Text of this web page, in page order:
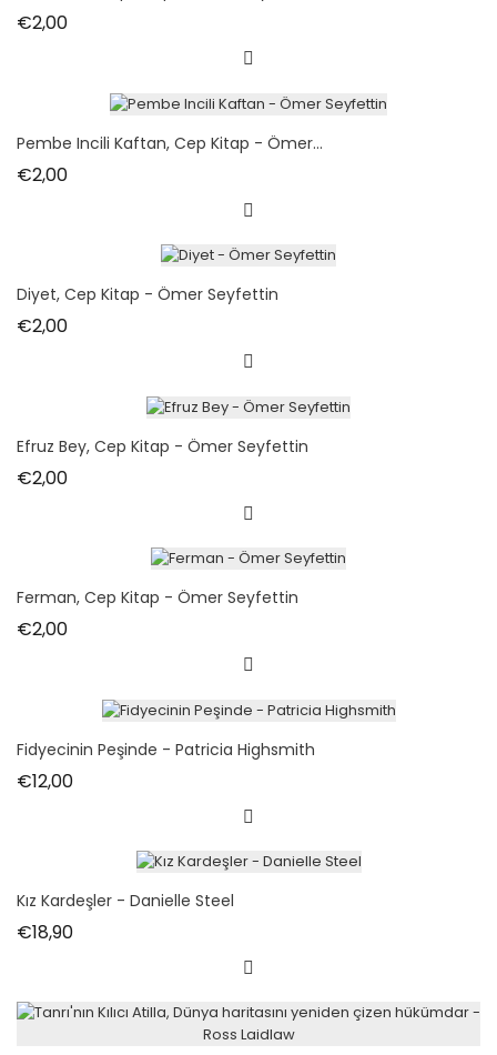
€2,00Fiyat
Pembe Incili Kaftan, Cep Kitap - Ömer...
€2,00Fiyat
Diyet, Cep Kitap - Ömer Seyfettin
€2,00Fiyat
Efruz Bey, Cep Kitap - Ömer Seyfettin
€2,00Fiyat
Ferman, Cep Kitap - Ömer Seyfettin
€2,00Fiyat
Fidyecinin Peşinde - Patricia Highsmith
€12,00Fiyat
Kız Kardeşler - Danielle Steel
€18,90Fiyat